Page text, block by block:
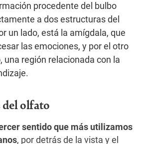
procedente del bulbo
a dos estructuras del
un lado, está la amígdala, que
las emociones, y por el otro
una región relacionada con la
olfato
sentido que más utilizamos
, por detrás de la vista y el